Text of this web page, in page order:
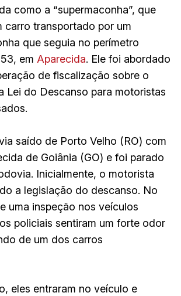
como a “supermaconha”, que
carro transportado por um
que seguia no perímetro
em Aparecida. Ele foi abordado
de fiscalização sobre o
Lei do Descanso para motoristas
saído de Porto Velho (RO) com
de Goiânia (GO) e foi parado
Inicialmente, o motorista
a legislação do descanso. No
uma inspeção nos veículos
policiais sentiram um forte odor
de um dos carros
eles entraram no veículo e